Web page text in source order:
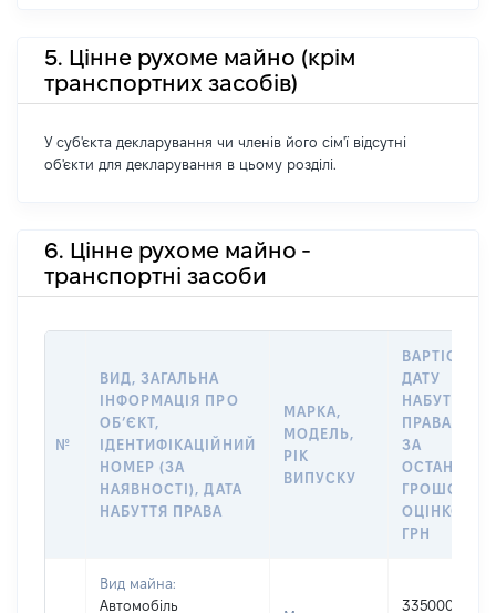
5. Цінне рухоме майно (крім
транспортних засобів)
У суб'єкта декларування чи членів його сім'ї відсутні
об'єкти для декларування в цьому розділі.
6. Цінне рухоме майно -
транспортні засоби
№
ВИД, ЗАГАЛЬНА
ІНФОРМАЦІЯ ПРО
ОБʼЄКТ,
ІДЕНТИФІКАЦІЙНИЙ
НОМЕР (ЗА
НАЯВНОСТІ), ДАТА
НАБУТТЯ ПРАВА
МАРКА,
МОДЕЛЬ,
РІК
ВИПУСКУ
ВАРТІСТЬ
ДАТУ
НАБУТТЯ
ПРАВА АБО
ЗА
ОЦІНКОЮ,
ГРН
Вид майна:
Автомобіль
335000